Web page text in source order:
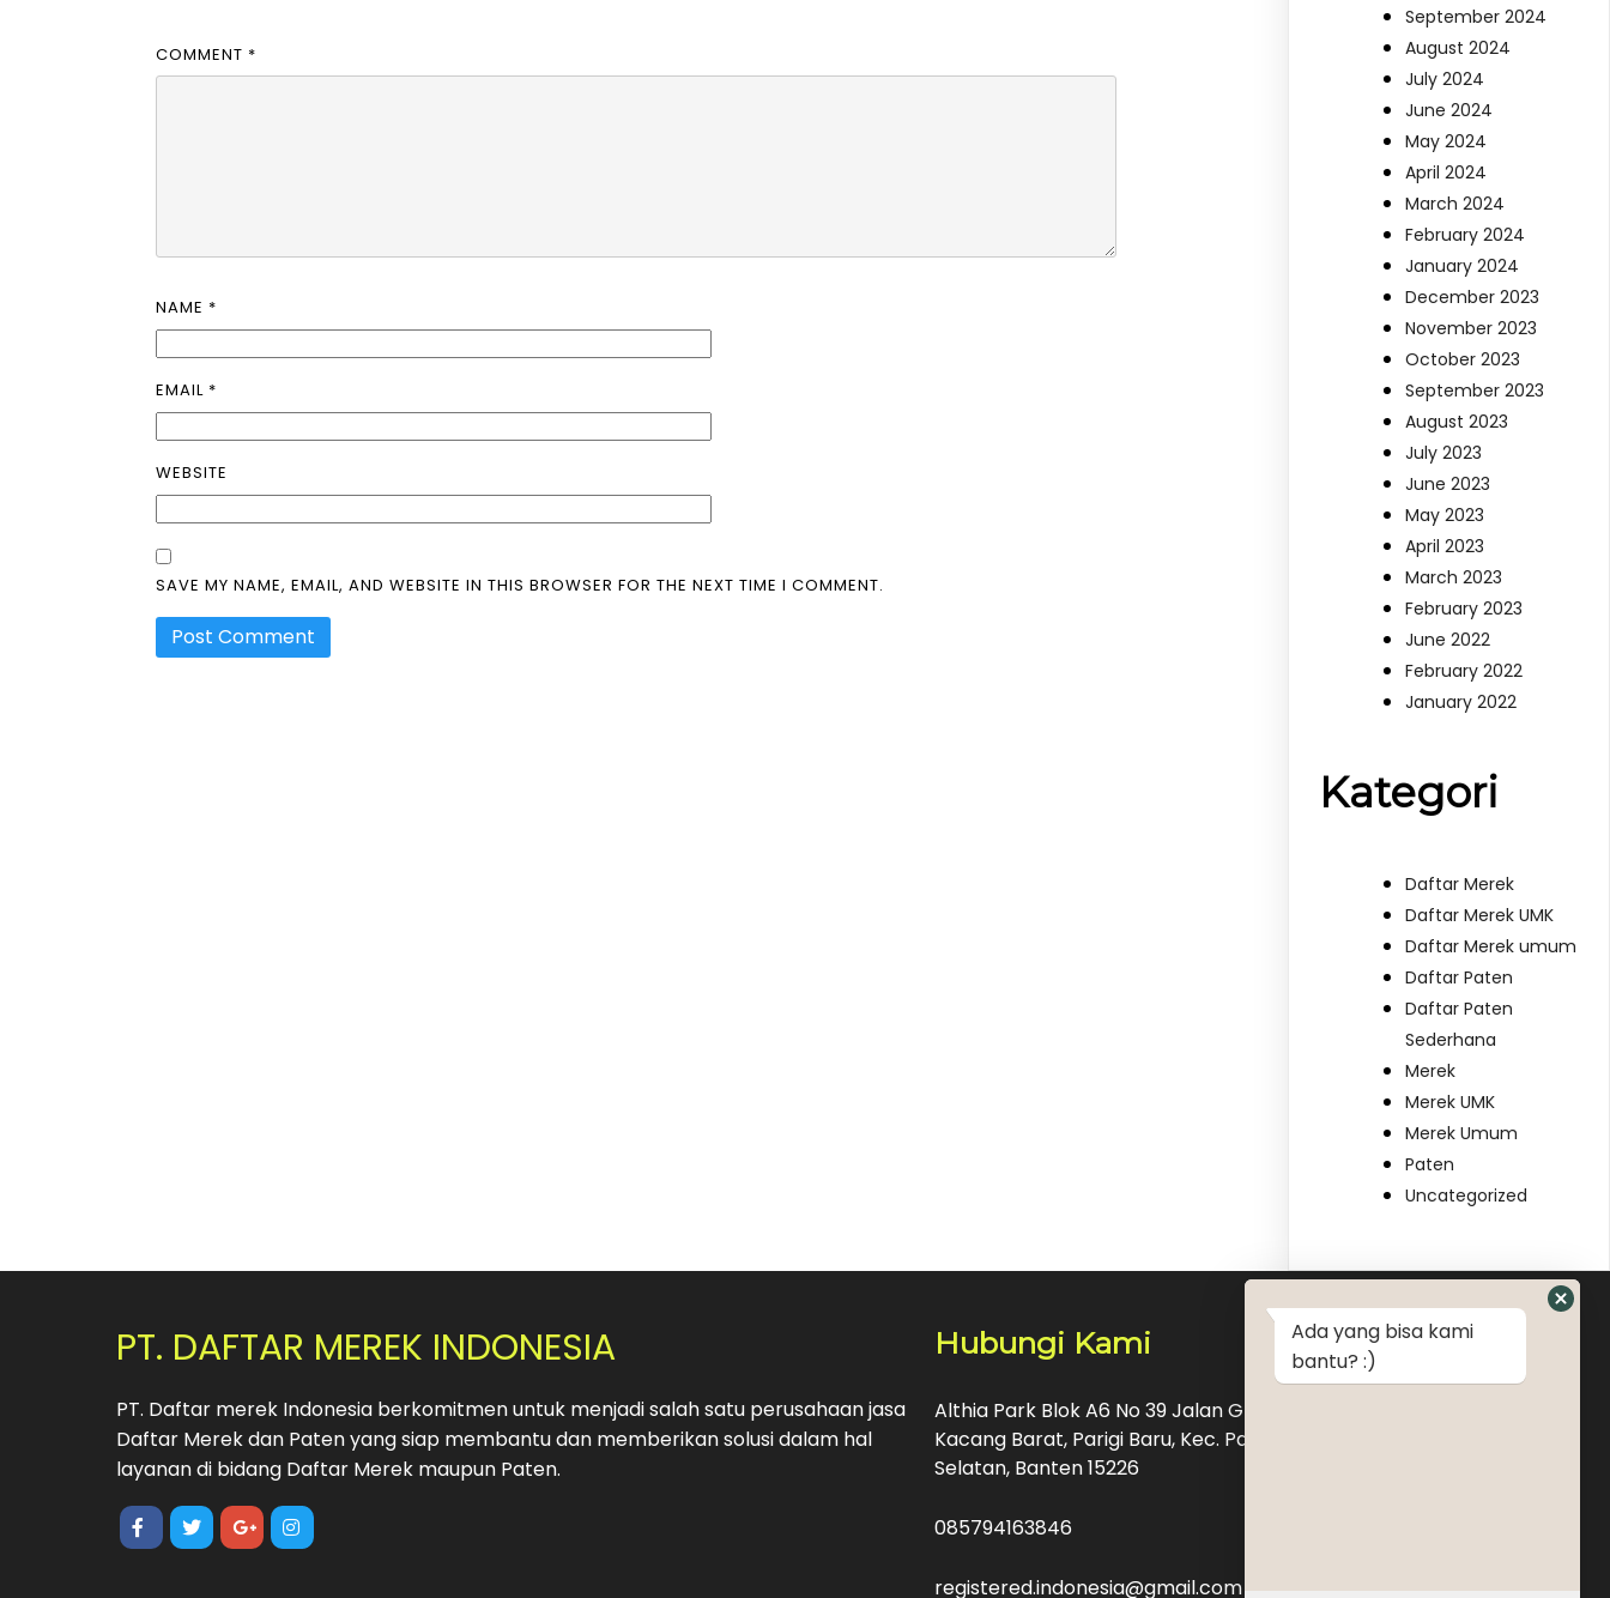
COMMENT *
NAME *
EMAIL *
WEBSITE
SAVE MY NAME, EMAIL, AND WEBSITE IN THIS BROWSER FOR THE NEXT TIME I COMMENT.
September 2024
August 2024
July 2024
June 2024
May 2024
April 2024
March 2024
February 2024
January 2024
December 2023
November 2023
October 2023
September 2023
August 2023
July 2023
June 2023
May 2023
April 2023
March 2023
February 2023
June 2022
February 2022
January 2022
Kategori
Daftar Merek
Daftar Merek UMK
Daftar Merek umum
Daftar Paten
Daftar Paten
Sederhana
Merek
Merek UMK
Merek Umum
Paten
Uncategorized
PT. DAFTAR MEREK INDONESIA
PT. Daftar merek Indonesia berkomitmen untuk menjadi salah satu perusahaan jasa
Daftar Merek dan Paten yang siap membantu dan memberikan solusi dalam hal
layanan di bidang Daftar Merek maupun Paten.
Hubungi Kami
Althia Park Blok A6 No 39 Jalan Graha Raya Bintaro Pondok
Kacang Barat, Parigi Baru, Kec. Pd. Aren, Kota Tangerang
Selatan, Banten 15226
085794163846
registered.indonesia@gmail.com
Ada yang bisa kami
bantu? :)